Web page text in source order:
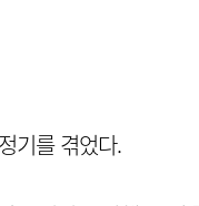
기를 겪었다.